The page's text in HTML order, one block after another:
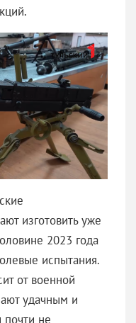
изготовить уже
2023 года
испытания.
от военной
удачным и
не